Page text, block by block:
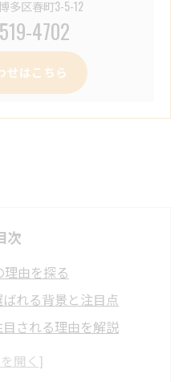
多区春町3-5-12
4702
せはこちら
次
由を探る
れる背景と注目点
される理由を解説
春町の特徴とは